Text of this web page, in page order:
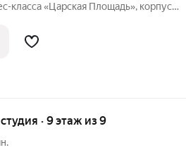
класса «Царская Площадь», корпус
· 9 этаж из 9